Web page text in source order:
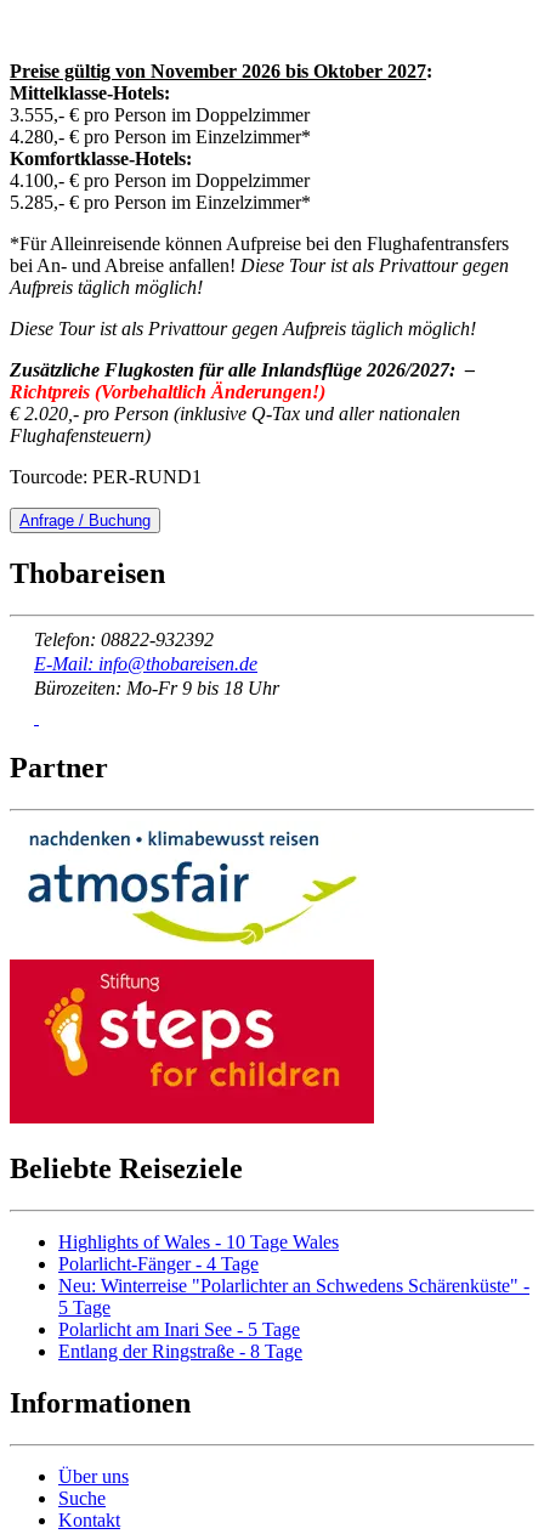
Preise gültig von November 2026 bis Oktober 2027:
Mittelklasse-Hotels:
3.555,- € pro Person im Doppelzimmer
4.280,- € pro Person im Einzelzimmer*
Komfortklasse-Hotels:
4.100,- € pro Person im Doppelzimmer
5.285,- € pro Person im Einzelzimmer*
*Für Alleinreisende können Aufpreise bei den Flughafentransfers
bei An- und Abreise anfallen! Diese Tour ist als Privattour gegen
Aufpreis täglich möglich!
Diese Tour ist als Privattour gegen Aufpreis täglich möglich!
Zusätzliche Flugkosten für alle Inlandsflüge 2026/2027: –
Richtpreis (Vorbehaltlich Änderungen!)
€ 2.020,- pro Person (inklusive Q-Tax und aller nationalen
Flughafensteuern)
Tourcode: PER-RUND1
Anfrage / Buchung
Thobareisen
Telefon: 08822-932392
E-Mail: info@thobareisen.de
Bürozeiten: Mo-Fr 9 bis 18 Uhr
Partner
Beliebte Reiseziele
Highlights of Wales - 10 Tage Wales
Polarlicht-Fänger - 4 Tage
Neu: Winterreise "Polarlichter an Schwedens Schärenküste" -
5 Tage
Polarlicht am Inari See - 5 Tage
Entlang der Ringstraße - 8 Tage
Informationen
Über uns
Suche
Kontakt